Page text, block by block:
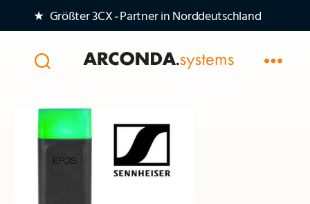
★ Größter 3CX‑Partner in Norddeutschland